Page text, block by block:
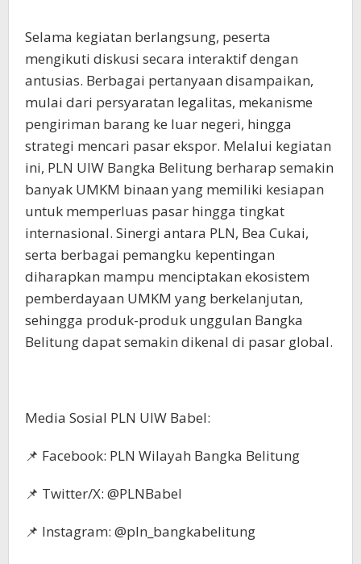
Selama kegiatan berlangsung, peserta
mengikuti diskusi secara interaktif dengan
antusias. Berbagai pertanyaan disampaikan,
mulai dari persyaratan legalitas, mekanisme
pengiriman barang ke luar negeri, hingga
strategi mencari pasar ekspor. Melalui kegiatan
ini, PLN UIW Bangka Belitung berharap semakin
banyak UMKM binaan yang memiliki kesiapan
untuk memperluas pasar hingga tingkat
internasional. Sinergi antara PLN, Bea Cukai,
serta berbagai pemangku kepentingan
diharapkan mampu menciptakan ekosistem
pemberdayaan UMKM yang berkelanjutan,
sehingga produk-produk unggulan Bangka
Belitung dapat semakin dikenal di pasar global.
Media Sosial PLN UIW Babel:
📌 Facebook: PLN Wilayah Bangka Belitung
📌 Twitter/X: @PLNBabel
📌 Instagram: @pln_bangkabelitung